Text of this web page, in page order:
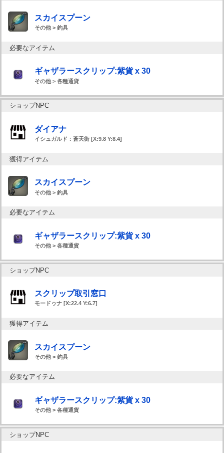
スカイスプーン
その他 > 釣具
必要なアイテム
ギャザラースクリップ:紫貨 x 30
その他 > 各種通貨
ショップNPC
ダイアナ
イシュガルド：蒼天街 [X:9.8 Y:8.4]
獲得アイテム
スカイスプーン
その他 > 釣具
必要なアイテム
ギャザラースクリップ:紫貨 x 30
その他 > 各種通貨
ショップNPC
スクリップ取引窓口
モードゥナ [X:22.4 Y:6.7]
獲得アイテム
スカイスプーン
その他 > 釣具
必要なアイテム
ギャザラースクリップ:紫貨 x 30
その他 > 各種通貨
ショップNPC